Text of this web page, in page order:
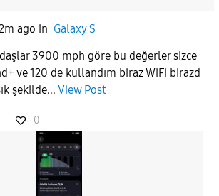
ago in Galaxy S
3900 mph göre bu değerler sizce
ve 120 de kullandım biraz WiFi birazd
şekilde... View Post
0